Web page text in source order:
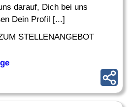
darauf, Dich bei uns
Dein Profil [...]
STELLENANGEBOT